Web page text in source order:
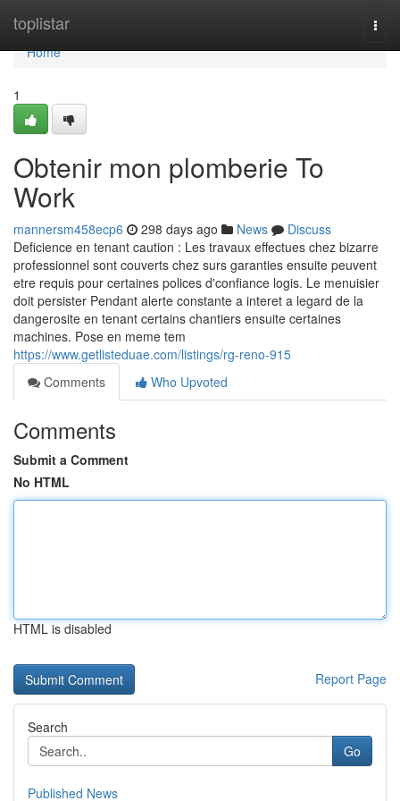
toplistar
Home
Home
1
Obtenir mon plomberie To
Work
mannersm458ecp6 298 days ago News
Discuss
Deficience en tenant caution : Les travaux effectues chez bizarre
professionnel sont couverts chez surs garanties ensuite peuvent
etre requis pour certaines polices d'confiance logis. Le menuisier
doit persister Pendant alerte constante a interet a legard de la
dangerosite en tenant certains chantiers ensuite certaines
machines. Pose en meme tem
https://www.getlisteduae.com/listings/rg-reno-915
Comments
Who Upvoted
Comments
Submit a Comment
No HTML
HTML is disabled
Report Page
Search
Go
Published News